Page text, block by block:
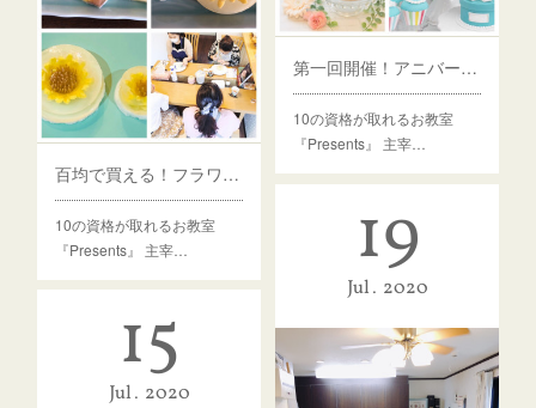
第一回開催！アニバーサリーケーキ認定講座
10の資格が取れるお教室
『Presents』 主宰…
百均で買える！フラワーゼリー体験レッスン
10の資格が取れるお教室
『Presents』 主宰…
19
Jul 2020
15
Jul 2020